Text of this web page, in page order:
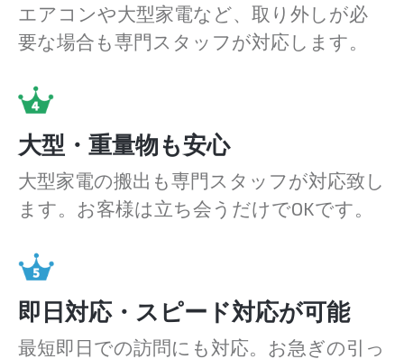
エアコンや大型家電など、取り外しが必
要な場合も専門スタッフが対応します。
大型・重量物も安心
大型家電の搬出も専門スタッフが対応致し
ます。お客様は立ち会うだけでOKです。
即日対応・スピード対応が可能
最短即日での訪問にも対応。お急ぎの引っ